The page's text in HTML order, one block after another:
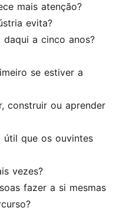
mais atenção?
evita?
a cinco anos?
se estiver a
construir ou aprender
útil que os ouvintes
vezes?
fazer a si mesmas